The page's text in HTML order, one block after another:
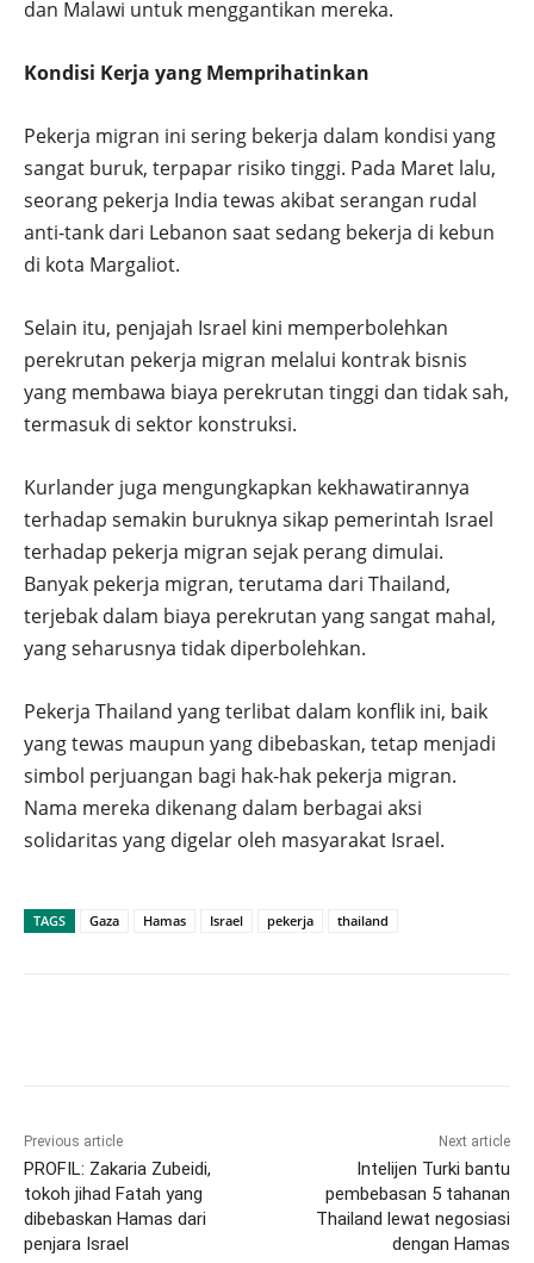
dan Malawi untuk menggantikan mereka.
Kondisi Kerja yang Memprihatinkan
Pekerja migran ini sering bekerja dalam kondisi yang
sangat buruk, terpapar risiko tinggi. Pada Maret lalu,
seorang pekerja India tewas akibat serangan rudal
anti-tank dari Lebanon saat sedang bekerja di kebun
di kota Margaliot.
Selain itu, penjajah Israel kini memperbolehkan
perekrutan pekerja migran melalui kontrak bisnis
yang membawa biaya perekrutan tinggi dan tidak sah,
termasuk di sektor konstruksi.
Kurlander juga mengungkapkan kekhawatirannya
terhadap semakin buruknya sikap pemerintah Israel
terhadap pekerja migran sejak perang dimulai.
Banyak pekerja migran, terutama dari Thailand,
terjebak dalam biaya perekrutan yang sangat mahal,
yang seharusnya tidak diperbolehkan.
Pekerja Thailand yang terlibat dalam konflik ini, baik
yang tewas maupun yang dibebaskan, tetap menjadi
simbol perjuangan bagi hak-hak pekerja migran.
Nama mereka dikenang dalam berbagai aksi
solidaritas yang digelar oleh masyarakat Israel.
TAGS Gaza Hamas Israel pekerja thailand
Previous article
PROFIL: Zakaria Zubeidi,
tokoh jihad Fatah yang
dibebaskan Hamas dari
penjara Israel
Next article
Intelijen Turki bantu
pembebasan 5 tahanan
Thailand lewat negosiasi
dengan Hamas